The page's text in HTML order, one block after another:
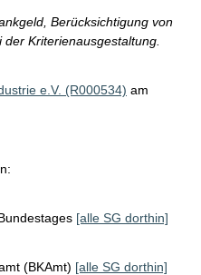
Berücksichtigung von
Kriterienausgestaltung.
e.V. (R000534) am
[alle SG dorthin]
(BKAmt) [alle SG dorthin]